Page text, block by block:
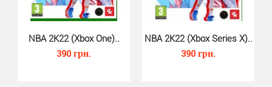
2K.NBA 2K..
NBA 2K22 (Xbox One)..
390 грн.
NBA 2K22 (Xbox Series X)..
390 грн.